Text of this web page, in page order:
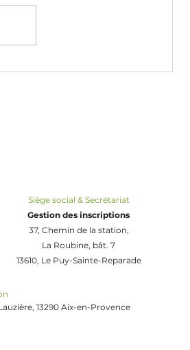
traitement des fractures en
Siège social & Secrétariat
Gestion des inscriptions
37, Chemin de la station,
La Roubine, bât. 7
13610, Le Puy-Sainte-Reparade
13290 Aix-en-Provence